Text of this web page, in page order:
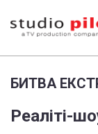
БИТВА
Реаліті-